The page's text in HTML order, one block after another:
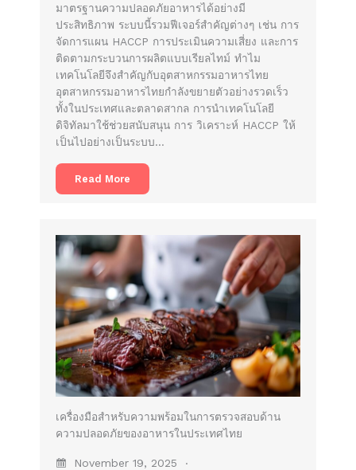
มาตรฐานความปลอดภัยอาหารได้อย่างมี
ประสิทธิภาพ ระบบนี้รวมฟีเจอร์สำคัญต่างๆ เช่น การ
จัดการแผน HACCP การประเมินความเสี่ยง และการ
ติดตามกระบวนการผลิตแบบเรียลไทม์ ทำไม
เทคโนโลยีจึงสำคัญกับอุตสาหกรรมอาหารไทย
อุตสาหกรรมอาหารไทยกำลังขยายตัวอย่างรวดเร็ว
ทั้งในประเทศและตลาดสากล การนำเทคโนโลยี
ดิจิทัลมาใช้ช่วยสนับสนุน การ วิเคราะห์ HACCP ให้
เป็นไปอย่างเป็นระบบ…
Read More
เครื่องมือสำหรับความพร้อมในการตรวจสอบด้าน
ความปลอดภัยของอาหารในประเทศไทย
November 19, 2025